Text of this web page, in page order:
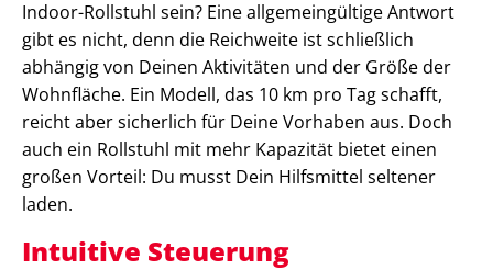
Indoor-Rollstuhl sein? Eine allgemeingültige Antwort
gibt es nicht, denn die Reichweite ist schließlich
abhängig von Deinen Aktivitäten und der Größe der
Wohnfläche. Ein Modell, das 10 km pro Tag schafft,
reicht aber sicherlich für Deine Vorhaben aus. Doch
auch ein Rollstuhl mit mehr Kapazität bietet einen
großen Vorteil: Du musst Dein Hilfsmittel seltener
laden.
Intuitive Steuerung